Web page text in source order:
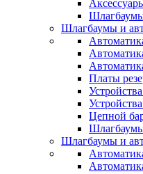
Шлагбаумы и
Платы
Цепной
Шлагбаумы и